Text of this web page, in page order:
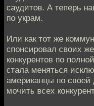
саудитов. А теперь
по украм.
Или как тот же
спонсировал своих
конкурентов по
стала меняться
американцы по своей
мочить всех